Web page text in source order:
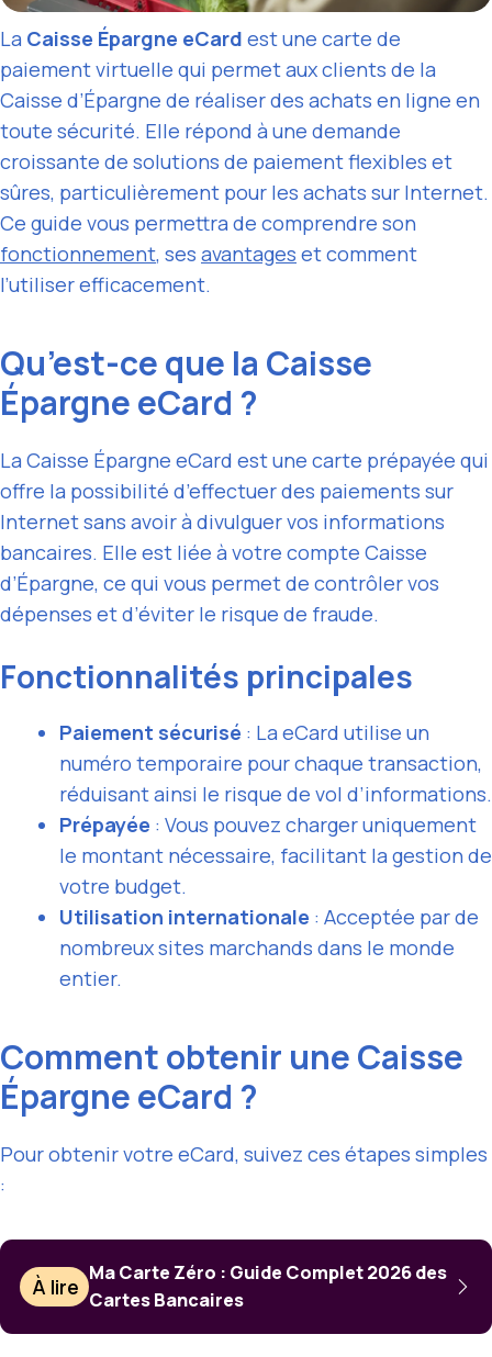
La Caisse Épargne eCard est une carte de
paiement virtuelle qui permet aux clients de la
Caisse d’Épargne de réaliser des achats en ligne en
toute sécurité. Elle répond à une demande
croissante de solutions de paiement flexibles et
sûres, particulièrement pour les achats sur Internet.
Ce guide vous permettra de comprendre son
fonctionnement, ses avantages et comment
l’utiliser efficacement.
Qu’est-ce que la Caisse
Épargne eCard ?
La Caisse Épargne eCard est une carte prépayée qui
offre la possibilité d’effectuer des paiements sur
Internet sans avoir à divulguer vos informations
bancaires. Elle est liée à votre compte Caisse
d’Épargne, ce qui vous permet de contrôler vos
dépenses et d’éviter le risque de fraude.
Fonctionnalités principales
Paiement sécurisé : La eCard utilise un
numéro temporaire pour chaque transaction,
réduisant ainsi le risque de vol d’informations.
Prépayée : Vous pouvez charger uniquement
le montant nécessaire, facilitant la gestion de
votre budget.
Utilisation internationale : Acceptée par de
nombreux sites marchands dans le monde
entier.
Comment obtenir une Caisse
Épargne eCard ?
Pour obtenir votre eCard, suivez ces étapes simples
:
À lire
Ma Carte Zéro : Guide Complet 2026 des
Cartes Bancaires